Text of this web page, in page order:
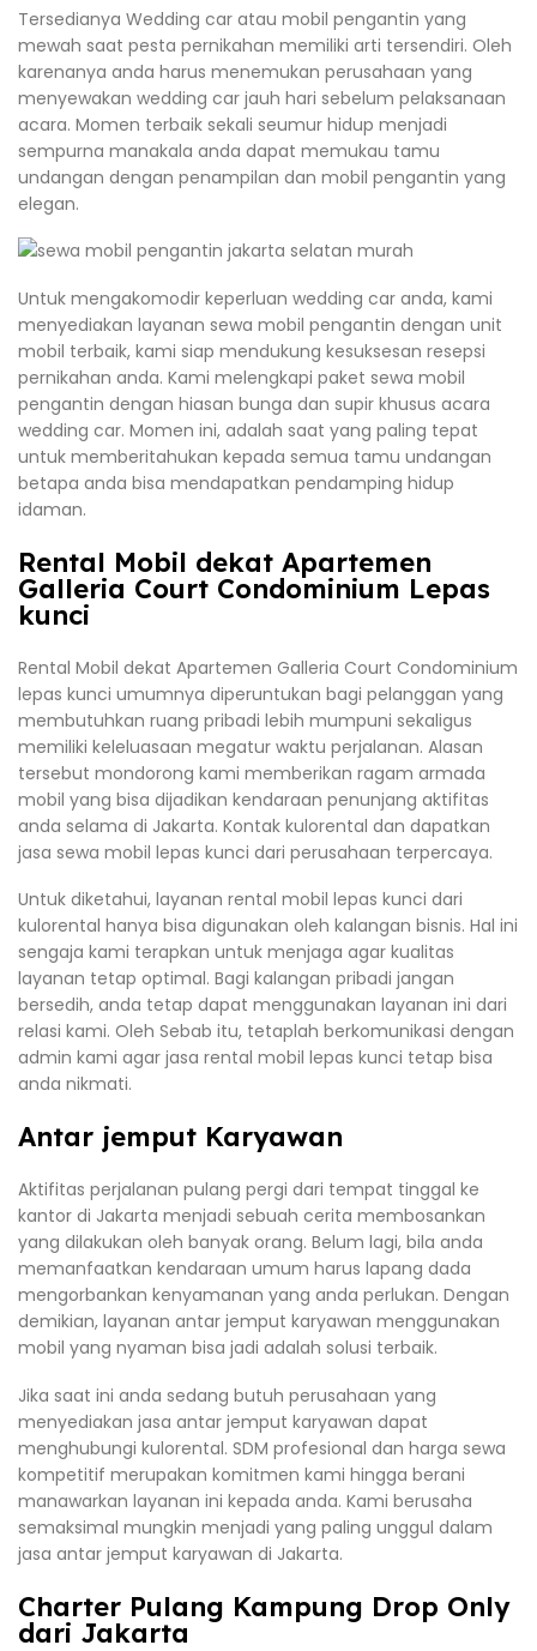
Tersedianya Wedding car atau mobil pengantin yang
mewah saat pesta pernikahan memiliki arti tersendiri. Oleh
karenanya anda harus menemukan perusahaan yang
menyewakan wedding car jauh hari sebelum pelaksanaan
acara. Momen terbaik sekali seumur hidup menjadi
sempurna manakala anda dapat memukau tamu
undangan dengan penampilan dan mobil pengantin yang
elegan.
Untuk mengakomodir keperluan wedding car anda, kami
menyediakan layanan sewa mobil pengantin dengan unit
mobil terbaik, kami siap mendukung kesuksesan resepsi
pernikahan anda. Kami melengkapi paket sewa mobil
pengantin dengan hiasan bunga dan supir khusus acara
wedding car. Momen ini, adalah saat yang paling tepat
untuk memberitahukan kepada semua tamu undangan
betapa anda bisa mendapatkan pendamping hidup
idaman.
Rental Mobil dekat Apartemen
Galleria Court Condominium Lepas
kunci
Rental Mobil dekat Apartemen Galleria Court Condominium
lepas kunci umumnya diperuntukan bagi pelanggan yang
membutuhkan ruang pribadi lebih mumpuni sekaligus
memiliki keleluasaan megatur waktu perjalanan. Alasan
tersebut mondorong kami memberikan ragam armada
mobil yang bisa dijadikan kendaraan penunjang aktifitas
anda selama di Jakarta. Kontak kulorental dan dapatkan
jasa sewa mobil lepas kunci dari perusahaan terpercaya.
Untuk diketahui, layanan rental mobil lepas kunci dari
kulorental hanya bisa digunakan oleh kalangan bisnis. Hal ini
sengaja kami terapkan untuk menjaga agar kualitas
layanan tetap optimal. Bagi kalangan pribadi jangan
bersedih, anda tetap dapat menggunakan layanan ini dari
relasi kami. Oleh Sebab itu, tetaplah berkomunikasi dengan
admin kami agar jasa rental mobil lepas kunci tetap bisa
anda nikmati.
Antar jemput Karyawan
Aktifitas perjalanan pulang pergi dari tempat tinggal ke
kantor di Jakarta menjadi sebuah cerita membosankan
yang dilakukan oleh banyak orang. Belum lagi, bila anda
memanfaatkan kendaraan umum harus lapang dada
mengorbankan kenyamanan yang anda perlukan. Dengan
demikian, layanan antar jemput karyawan menggunakan
mobil yang nyaman bisa jadi adalah solusi terbaik.
Jika saat ini anda sedang butuh perusahaan yang
menyediakan jasa antar jemput karyawan dapat
menghubungi kulorental. SDM profesional dan harga sewa
kompetitif merupakan komitmen kami hingga berani
manawarkan layanan ini kepada anda. Kami berusaha
semaksimal mungkin menjadi yang paling unggul dalam
jasa antar jemput karyawan di Jakarta.
Charter Pulang Kampung Drop Only
dari Jakarta